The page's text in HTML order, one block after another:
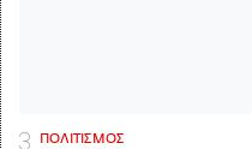
ΠΟΛΙΤΙΣΜΟΣ